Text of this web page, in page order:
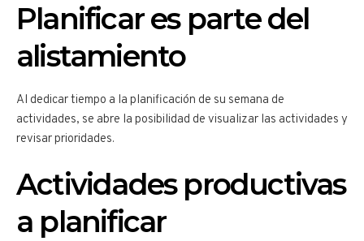
Planificar es parte del
alistamiento
Al dedicar tiempo a la planificación de su semana de
actividades, se abre la posibilidad de visualizar las actividades y
revisar prioridades.
Actividades productivas
a planificar